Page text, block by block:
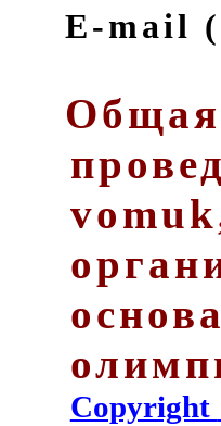
E-mail
Общая
vomuk
Copyright